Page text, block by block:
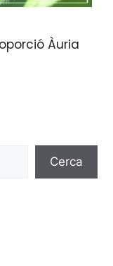
Àuria
Cerca